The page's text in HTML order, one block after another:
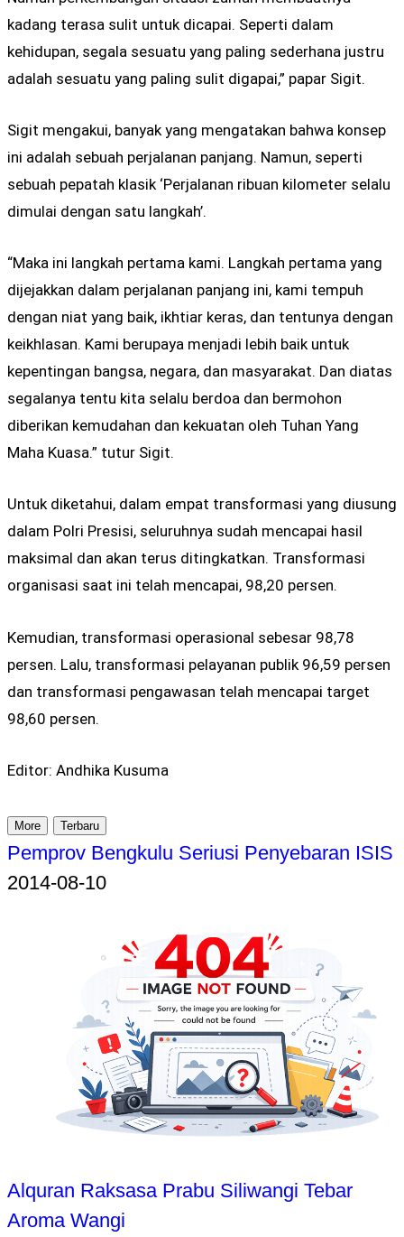
kadang terasa sulit untuk dicapai. Seperti dalam
kehidupan, segala sesuatu yang paling sederhana justru
adalah sesuatu yang paling sulit digapai,” papar Sigit.
Sigit mengakui, banyak yang mengatakan bahwa konsep
ini adalah sebuah perjalanan panjang. Namun, seperti
sebuah pepatah klasik ‘Perjalanan ribuan kilometer selalu
dimulai dengan satu langkah’.
“Maka ini langkah pertama kami. Langkah pertama yang
dijejakkan dalam perjalanan panjang ini, kami tempuh
dengan niat yang baik, ikhtiar keras, dan tentunya dengan
keikhlasan. Kami berupaya menjadi lebih baik untuk
kepentingan bangsa, negara, dan masyarakat. Dan diatas
segalanya tentu kita selalu berdoa dan bermohon
diberikan kemudahan dan kekuatan oleh Tuhan Yang
Maha Kuasa.” tutur Sigit.
Untuk diketahui, dalam empat transformasi yang diusung
dalam Polri Presisi, seluruhnya sudah mencapai hasil
maksimal dan akan terus ditingkatkan. Transformasi
organisasi saat ini telah mencapai, 98,20 persen.
Kemudian, transformasi operasional sebesar 98,78
persen. Lalu, transformasi pelayanan publik 96,59 persen
dan transformasi pengawasan telah mencapai target
98,60 persen.
Editor: Andhika Kusuma
More Terbaru
Pemprov Bengkulu Seriusi Penyebaran ISIS
2014-08-10
Alquran Raksasa Prabu Siliwangi Tebar
Aroma Wangi